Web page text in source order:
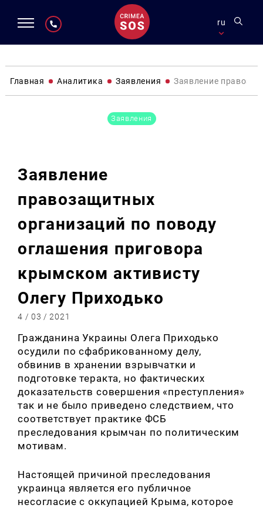
ru
Главная Аналитика Заявления Заявление
Заявления
Заявление
правозащитных
организаций по поводу
оглашения приговора
крымском активисту
Олегу Приходько
4 / 03 / 2021
Гражданина Украины Олега Приходько
осудили по сфабрикованному делу,
обвинив в хранении взрывчатки и
подготовке теракта, но фактических
доказательств совершения «преступления»
так и не было приведено следствием, что
соответствует практике ФСБ
преследования крымчан по политическим
мотивам.
Настоящей причиной преследования
украинца является его публичное
несогласие с оккупацией Крыма, которое